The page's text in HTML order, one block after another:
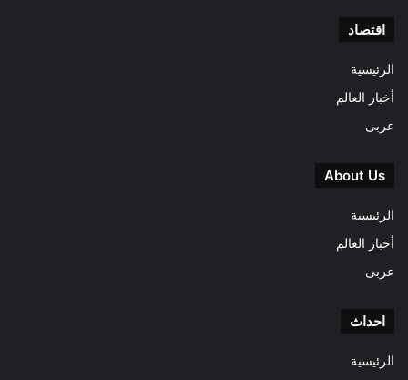
اقتصاد
الرئيسية
أخبار العالم
عربى
About Us
الرئيسية
أخبار العالم
عربى
احداث
الرئيسية